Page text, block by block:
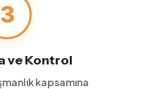
3
ve Kontrol
kapsamına